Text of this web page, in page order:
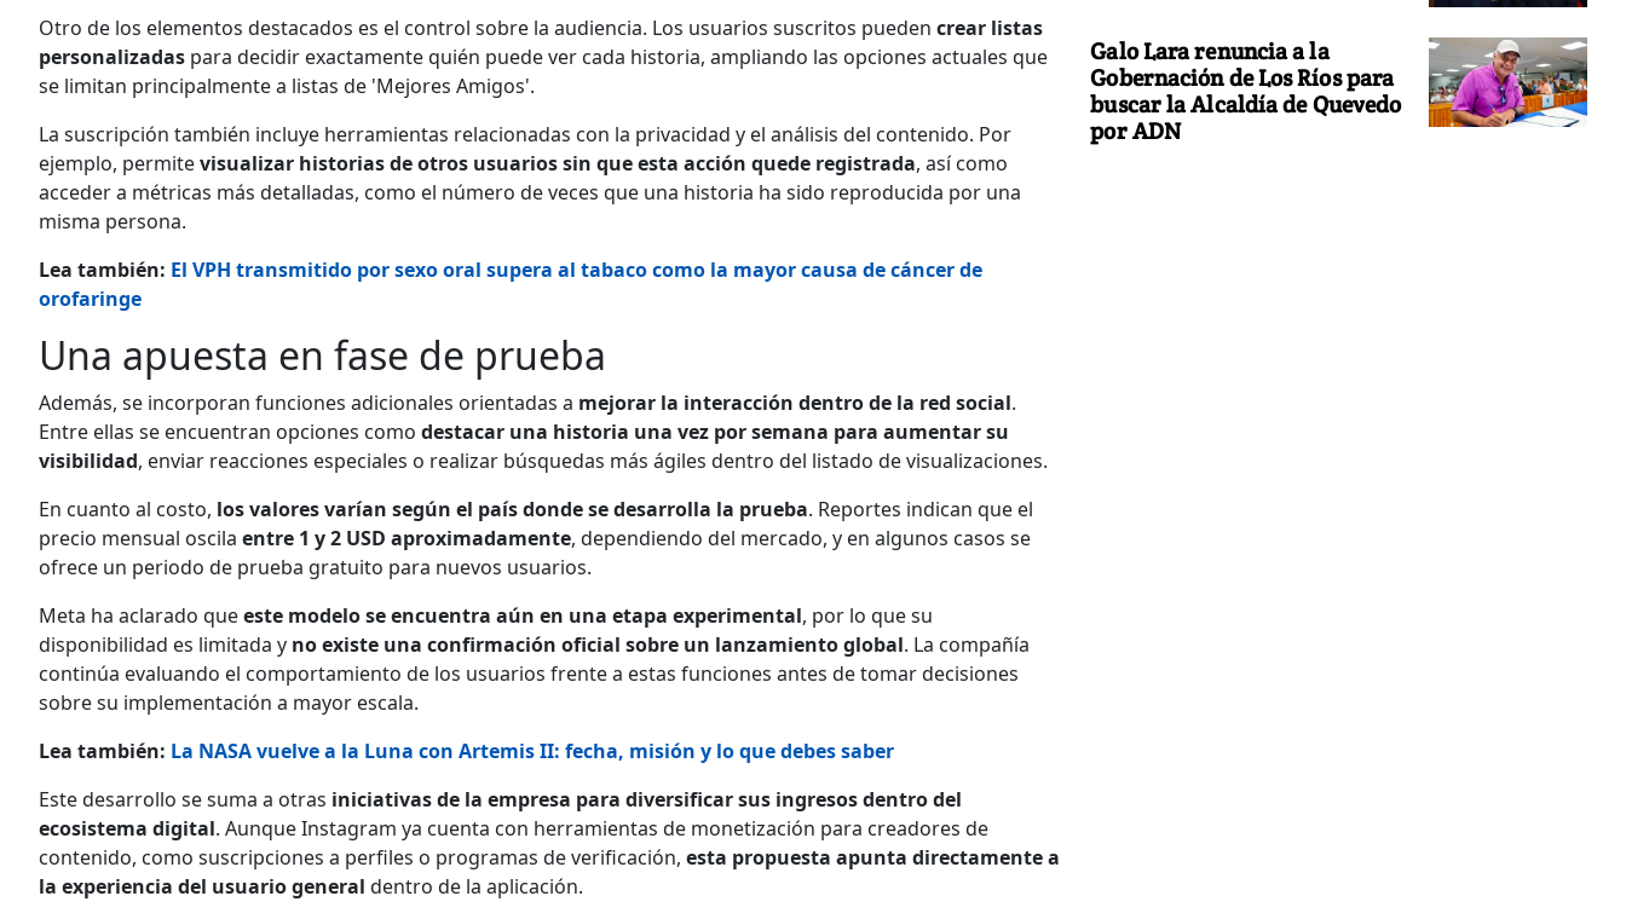
Otro de los elementos destacados es el control sobre la audiencia. Los usuarios suscritos pueden crear listas
personalizadas para decidir exactamente quién puede ver cada historia, ampliando las opciones actuales que
se limitan principalmente a listas de 'Mejores Amigos'.
La suscripción también incluye herramientas relacionadas con la privacidad y el análisis del contenido. Por
ejemplo, permitevisualizar historias de otros usuarios sin que esta acción quede registrada, así como
acceder a métricas más detalladas, como el número de veces que una historia ha sido reproducida por una
misma persona.
Lea también: El VPH transmitido por sexo oral supera al tabaco como la mayor causa de cáncer de
orofaringe
Una apuesta en fase de prueba
Además, se incorporan funciones adicionales orientadas a mejorar la interacción dentro de la red social.
Entre ellas se encuentran opciones como destacar una historia una vez por semana para aumentar su
visibilidad, enviar reacciones especiales o realizar búsquedas más ágiles dentro del listado de visualizaciones.
En cuanto al costo, los valores varían según el país donde se desarrolla la prueba. Reportes indican que el
precio mensual oscila entre 1 y 2 USD aproximadamente, dependiendo del mercado, y en algunos casos se
ofrece un periodo de prueba gratuito para nuevos usuarios.
Meta ha aclarado queeste modelo se encuentra aún en una etapa experimental, por lo que su
disponibilidad es limitada y no existe una confirmación oficial sobre un lanzamiento global. La compañía
continúa evaluando el comportamiento de los usuarios frente a estas funciones antes de tomar decisiones
sobre su implementación a mayor escala.
Lea también: La NASA vuelve a la Luna con Artemis II: fecha, misión y lo que debes saber
Este desarrollo se suma a otras iniciativas de la empresa para diversificar sus ingresos dentro del
ecosistema digital. Aunque Instagram ya cuenta con herramientas de monetización para creadores de
contenido, como suscripciones a perfiles o programas de verificación, esta propuesta apunta directamente a
la experiencia del usuario general dentro de la aplicación.
Galo Lara renuncia a la
Gobernación de Los Ríos para
buscar la Alcaldía de Quevedo
por ADN